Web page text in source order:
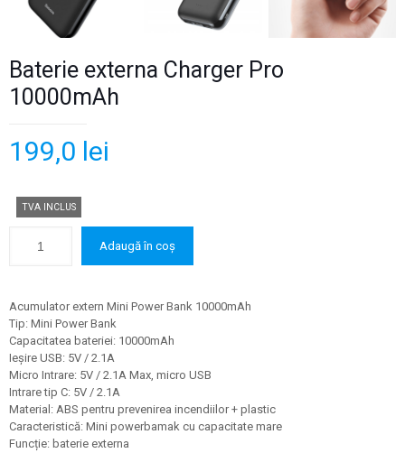
Baterie externa Charger Pro
10000mAh
199,0 lei
TVA INCLUS
Adaugă în coș
Acumulator extern Mini Power Bank 10000mAh
Tip: Mini Power Bank
Capacitatea bateriei: 10000mAh
Ieșire USB: 5V / 2.1A
Micro Intrare: 5V / 2.1A Max, micro USB
Intrare tip C: 5V / 2.1A
Material: ABS pentru prevenirea incendiilor + plastic
Caracteristică: Mini powerbamak cu capacitate mare
Funcție: baterie externa